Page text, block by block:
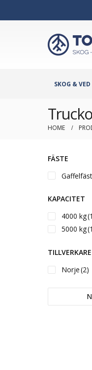
SKOG & VED
HOME
FÄSTE
KAPACITET
4000 kg
5000 kg
TILLVERKARE
Norje(2)